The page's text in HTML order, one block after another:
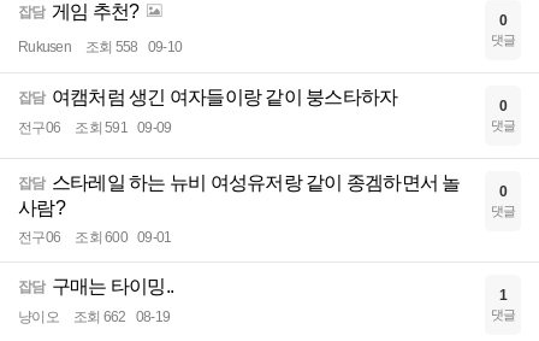
잡담 게임 추천?
Rukusen 조회 558 09-10
0
댓글
잡담 여캠처럼 생긴 여자들이랑 같이 붕스타하자
전구06 조회 591 09-09
0
댓글
잡담 스타레일 하는 뉴비 여성유저랑 같이 종겜하면서 놀
사람?
전구06 조회 600 09-01
0
댓글
잡담 구매는 타이밍..
냥이오 조회 662 08-19
1
댓글